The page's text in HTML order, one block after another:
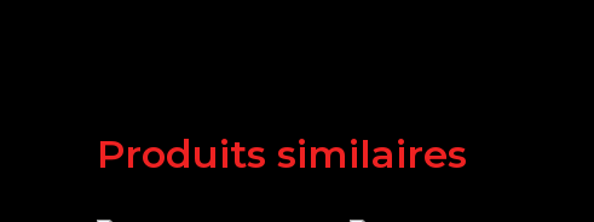
Produits similaires